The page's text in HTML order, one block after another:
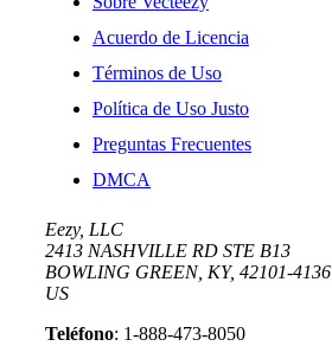
Acuerdo de Licencia
Términos de Uso
Política de Uso Justo
Preguntas Frecuentes
DMCA
Eezy, LLC
2413 NASHVILLE RD STE B13
BOWLING GREEN, KY, 42101-4136
US
Teléfono: 1-888-473-8050